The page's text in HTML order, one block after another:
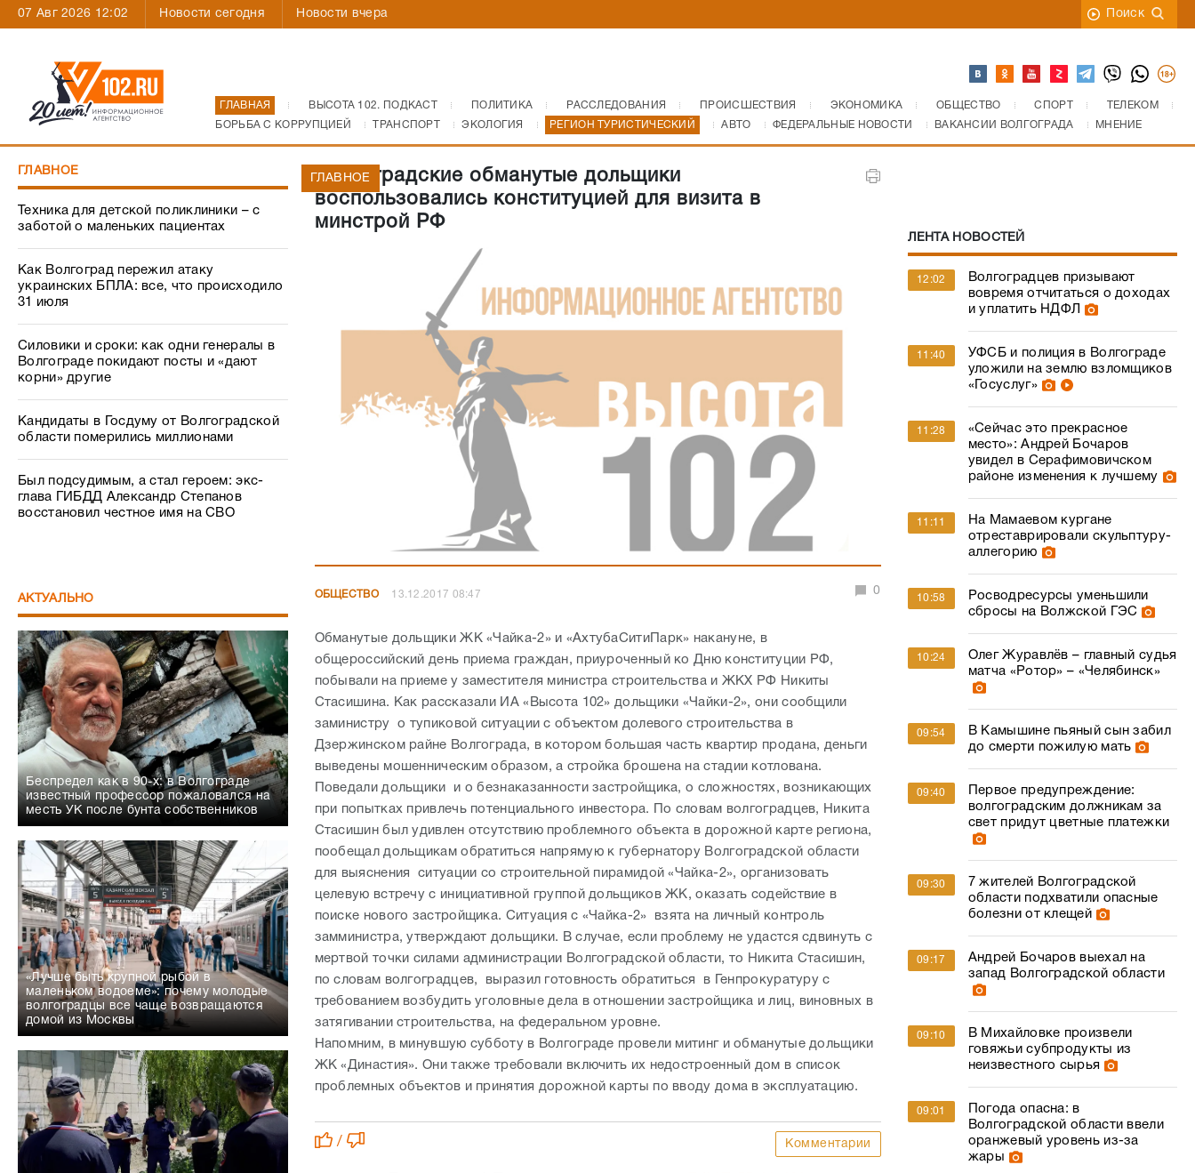
07 Авг 2026 12:02 Новости сегодня Новости вчера Поиск
ГЛАВНАЯ ВЫСОТА 102. ПОДКАСТ ПОЛИТИКА РАССЛЕДОВАНИЯ ПРОИСШЕСТВИЯ ЭКОНОМИКА ОБЩЕСТВО СПОРТ
ТЕЛЕКОМ
БОРЬБА С КОРРУПЦИЕЙ
ТРАНСПОРТ ЭКОЛОГИЯ РЕГИОН ТУРИСТИЧЕСКИЙ АВТО ФЕДЕРАЛЬНЫЕ НОВОСТИ ВАКАНСИИ ВОЛГОГРАДА МНЕНИЕ
ГЛАВНОЕ
Техника для детской поликлиники – с
заботой о маленьких пациентах
Как Волгоград пережил атаку
украинских БПЛА: все, что происходило
31 июля
Силовики и сроки: как одни генералы в
Волгограде покидают посты и «дают
корни» другие
Кандидаты в Госдуму от Волгоградской
области померились миллионами
Был подсудимым, а стал героем: экс-
глава ГИБДД Александр Степанов
восстановил честное имя на СВО
АКТУАЛЬНО
Беспредел как в 90-х: в Волгограде
известный профессор пожаловался на
месть УК после бунта собственников
«Лучше быть крупной рыбой в
маленьком водоеме»: почему молодые
волгоградцы все чаще возвращаются
домой из Москвы
Волгоградские обманутые дольщики
воспользовались конституцией для визита в
минстрой РФ
ГЛАВНОЕ
ОБЩЕСТВО 13.12.2017 08:47 0
Обманутые дольщики ЖК «Чайка-2» и «АхтубаСитиПарк» накануне, в
общероссийский день приема граждан, приуроченный ко Дню конституции РФ,
побывали на приеме у заместителя министра строительства и ЖКХ РФ Никиты
Стасишина. Как рассказали ИА «Высота 102» дольщики «Чайки-2», они сообщили
заминистру о тупиковой ситуации с объектом долевого строительства в
Дзержинском райне Волгограда, в котором большая часть квартир продана, деньги
выведены мошенническим образом, а стройка брошена на стадии котлована.
Поведали дольщики и о безнаказанности застройщика, о сложностях, возникающих
при попытках привлечь потенциального инвестора. По словам волгоградцев, Никита
Стасишин был удивлен отсутствию проблемного объекта в дорожной карте региона,
пообещал дольщикам обратиться напрямую к губернатору Волгоградской области
для выяснения ситуации со строительной пирамидой «Чайка-2», организовать
целевую встречу с инициативной группой дольщиков ЖК, оказать содействие в
поиске нового застройщика. Ситуация с «Чайка-2» взята на личный контроль
замминистра, утверждают дольщики. В случае, если проблему не удастся сдвинуть с
мертвой точки силами администрации Волгоградской области, то Никита Стасишин,
по словам волгоградцев, выразил готовность обратиться в Генпрокуратуру с
требованием возбудить уголовные дела в отношении застройщика и лиц, виновных в
затягивании строительства, на федеральном уровне.
Напомним, в минувшую субботу в Волгограде провели митинг и обманутые дольщики
ЖК «Династия». Они также требовали включить их недостроенный дом в список
проблемных объектов и принятия дорожной карты по вводу дома в эксплуатацию.
/ Комментарии
ЛЕНТА НОВОСТЕЙ
12:02
Волгоградцев призывают
вовремя отчитаться о доходах
и уплатить НДФЛ
11:40
УФСБ и полиция в Волгограде
уложили на землю взломщиков
«Госуслуг»
11:28
«Сейчас это прекрасное
место»: Андрей Бочаров
увидел в Серафимовичском
районе изменения к лучшему
11:11
На Мамаевом кургане
отреставрировали скульптуру-
аллегорию
10:58
Росводресурсы уменьшили
сбросы на Волжской ГЭС
10:24
Олег Журавлёв – главный судья
матча «Ротор» – «Челябинск»
09:54
В Камышине пьяный сын забил
до смерти пожилую мать
09:40
Первое предупреждение:
волгоградским должникам за
свет придут цветные платежки
09:30
7 жителей Волгоградской
области подхватили опасные
болезни от клещей
09:17
Андрей Бочаров выехал на
запад Волгоградской области
09:10
В Михайловке произвели
говяжьи субпродукты из
неизвестного сырья
09:01
Погода опасна: в
Волгоградской области ввели
оранжевый уровень из-за
жары